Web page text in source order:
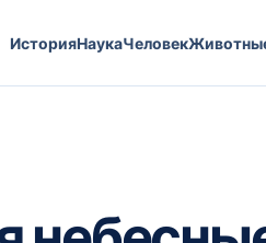
ИсторияНаукаЧеловек